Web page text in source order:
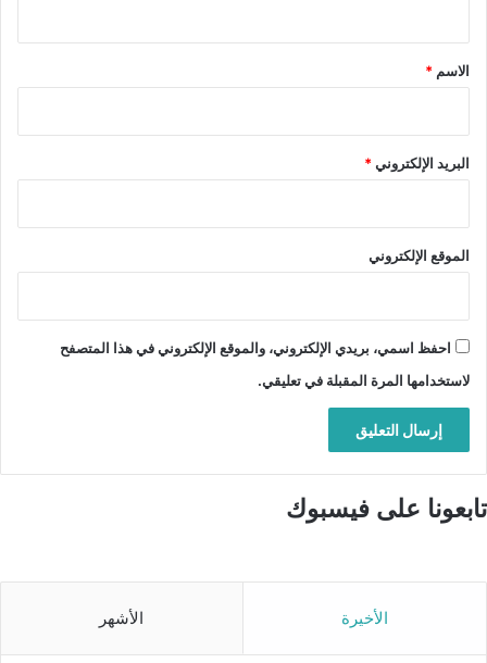
*
الاسم *
البريد الإلكتروني*
الموقع الإلكتروني
احفظ اسمي، بريدي الإلكتروني، والموقع الإلكتروني في هذا المتصفح
لاستخدامها المرة المقبلة في تعليقي.
تابعونا على فيسبوك
الأخيرة الأشهر